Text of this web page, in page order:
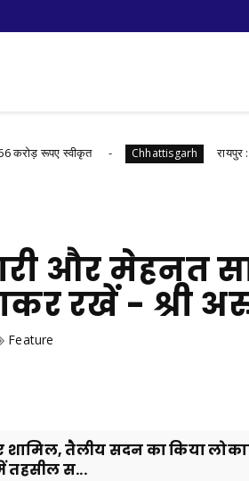
रूपए स्वीकृत Chhattisgarh रायपुर : राजस्व
और मेहनत
रखें - श्री
Feature
शामिल, तैलीय सदन का किया
तहसील स...